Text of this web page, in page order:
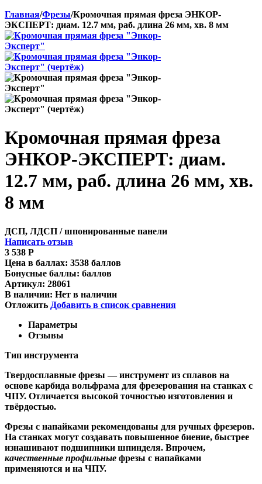
Главная/Фрезы/Кромочная прямая фреза ЭНКОР-
ЭКСПЕРТ: диам. 12.7 мм, раб. длина 26 мм, хв. 8 мм
Кромочная прямая фреза
ЭНКОР-ЭКСПЕРТ: диам.
12.7 мм, раб. длина 26 мм, хв.
8 мм
ДСП, ЛДСП / шпонированные панели
Написать отзыв
3 538 Р
Цена в баллах: 3538 баллов
Бонусные баллы: баллов
Артикул: 28061
В наличии: Нет в наличии
Отложить Добавить в список сравнения
Параметры
Отзывы
Тип инструмента
Твердосплавные фрезы — инструмент из сплавов на
основе карбида вольфрама для фрезерования на станках с
ЧПУ. Отличается высокой точностью изготовления и
твёрдостью.
Фрезы с напайками рекомендованы для ручных фрезеров.
На станках могут создавать повышенное биение, быстрее
изнашивают подшипники шпинделя. Впрочем,
качественные профильные фрезы с напайками
применяются и на ЧПУ.